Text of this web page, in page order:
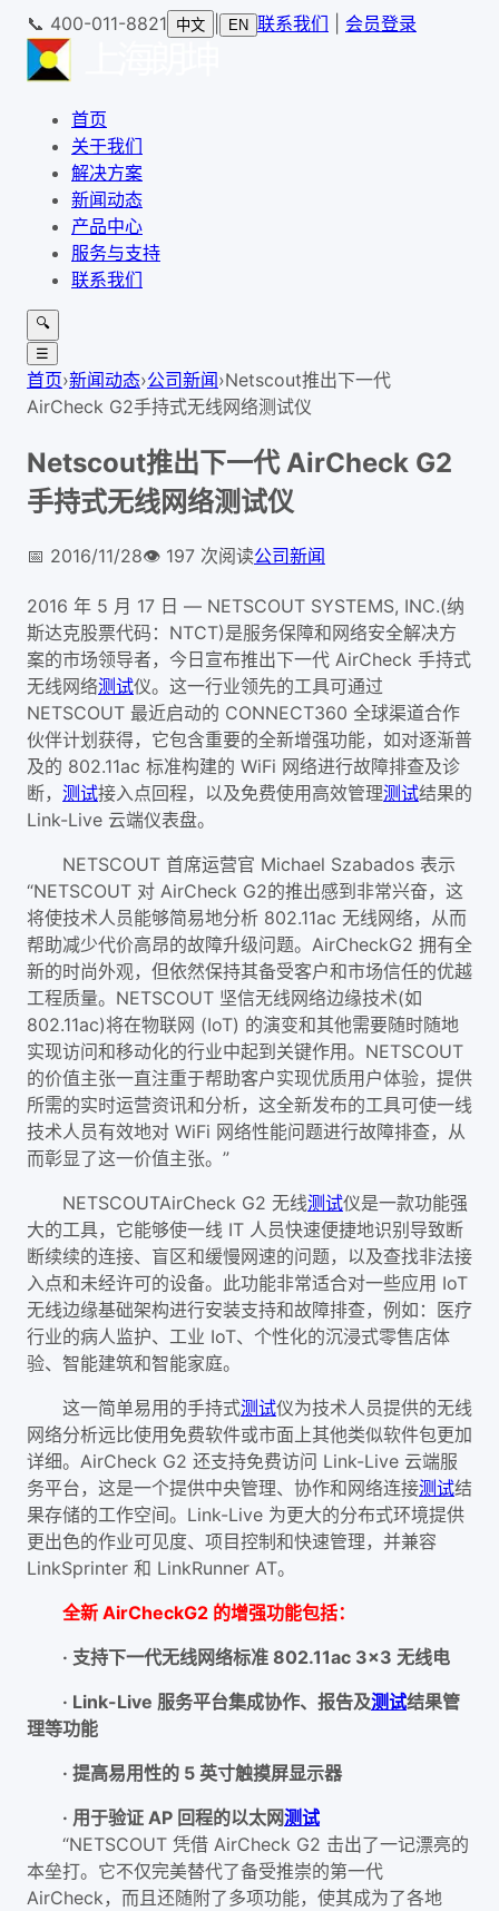
📞 400-011-8821 中文 EN 联系我们 会员登录
首页
关于我们
解决方案
新闻动态
产品中心
服务与支持
联系我们
🔍
☰
首页›新闻动态›公司新闻›Netscout推出下一代
AirCheck G2手持式无线网络测试仪
Netscout推出下一代 AirCheck G2
手持式无线网络测试仪
📅 2016/11/28👁️ 197 次阅读公司新闻
2016 年 5 月 17 日 — NETSCOUT SYSTEMS, INC.(纳
斯达克股票代码：NTCT)是服务保障和网络安全解决方
案的市场领导者，今日宣布推出下一代 AirCheck 手持式
无线网络测试仪。这一行业领先的工具可通过
NETSCOUT 最近启动的 CONNECT360 全球渠道合作
伙伴计划获得，它包含重要的全新增强功能，如对逐渐普
及的 802.11ac 标准构建的 WiFi 网络进行故障排查及诊
断， 测试接入点回程，以及免费使用高效管理测试结果的
Link-Live 云端仪表盘。
NETSCOUT 首席运营官 Michael Szabados 表示
“NETSCOUT 对 AirCheck G2的推出感到非常兴奋，这
将使技术人员能够简易地分析 802.11ac 无线网络，从而
帮助减少代价高昂的故障升级问题。AirCheckG2 拥有全
新的时尚外观，但依然保持其备受客户和市场信任的优越
工程质量。NETSCOUT 坚信无线网络边缘技术(如
802.11ac)将在物联网 (IoT) 的演变和其他需要随时随地
实现访问和移动化的行业中起到关键作用。NETSCOUT
的价值主张一直注重于帮助客户实现优质用户体验，提供
所需的实时运营资讯和分析，这全新发布的工具可使一线
技术人员有效地对 WiFi 网络性能问题进行故障排查，从
而彰显了这一价值主张。”
NETSCOUTAirCheck G2 无线测试仪是一款功能强
大的工具，它能够使一线 IT 人员快速便捷地识别导致断
断续续的连接、盲区和缓慢网速的问题，以及查找非法接
入点和未经许可的设备。此功能非常适合对一些应用 IoT
无线边缘基础架构进行安装支持和故障排查，例如：医疗
行业的病人监护、工业 IoT、个性化的沉浸式零售店体
验、智能建筑和智能家庭。
这一简单易用的手持式测试仪为技术人员提供的无线
网络分析远比使用免费软件或市面上其他类似软件包更加
详细。AirCheck G2 还支持免费访问 Link-Live 云端服
务平台，这是一个提供中央管理、协作和网络连接测试结
果存储的工作空间。Link-Live 为更大的分布式环境提供
更出色的作业可见度、项目控制和快速管理，并兼容
LinkSprinter 和 LinkRunner AT。
全新 AirCheckG2 的增强功能包括：
· 支持下一代无线网络标准 802.11ac 3x3 无线电
· Link-Live 服务平台集成协作、报告及测试结果管
理等功能
· 提高易用性的 5 英寸触摸屏显示器
· 用于验证 AP 回程的以太网测试
“NETSCOUT 凭借 AirCheck G2 击出了一记漂亮的
本垒打。它不仅完美替代了备受推崇的第一代
AirCheck，而且还随附了多项功能，使其成为了各地